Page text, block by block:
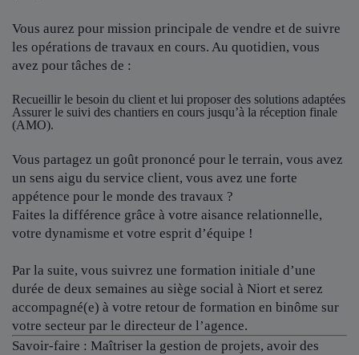
Vous aurez pour mission principale de vendre et de suivre
les opérations de travaux en cours. Au quotidien, vous
avez pour tâches de :
Recueillir le besoin du client et lui proposer des solutions adaptées
Assurer le suivi des chantiers en cours jusqu’à la réception finale
(AMO).
Vous partagez un goût prononcé pour le terrain, vous avez
un sens aigu du service client, vous avez une forte
appétence pour le monde des travaux ?
Faites la différence grâce à votre aisance relationnelle,
votre dynamisme et votre esprit d’équipe !
Par la suite, vous suivrez une formation initiale d’une
durée de deux semaines au siège social à Niort et serez
accompagné(e) à votre retour de formation en binôme sur
votre secteur par le directeur de l’agence.
Savoir-faire : Maîtriser la gestion de projets, avoir des